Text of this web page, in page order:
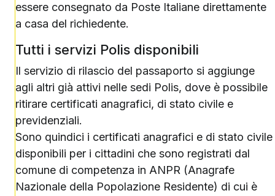
essere consegnato da Poste Italiane direttamente
a casa del richiedente.
Tutti i servizi Polis disponibili
Il servizio di rilascio del passaporto si aggiunge
agli altri già attivi nelle sedi Polis, dove è possibile
ritirare certificati anagrafici, di stato civile e
previdenziali.
Sono quindici i certificati anagrafici e di stato civile
disponibili per i cittadini che sono registrati dal
comune di competenza in ANPR (Anagrafe
Nazionale della Popolazione Residente) di cui è